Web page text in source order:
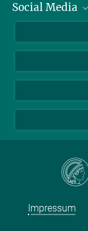
Alumni
Fördernde
Schulen
Studierende
Social Media
Bluesky
Facebook
YouTube
Impressum